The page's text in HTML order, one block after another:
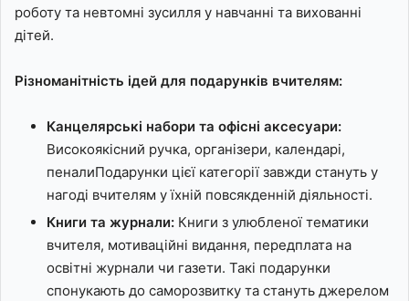
роботу та невтомні зусилля у навчанні та вихованні
дітей.
Різноманітність ідей для подарунків вчителям:
Канцелярські набори та офісні аксесуари:
Високоякісний ручка, організери, календарі,
пеналиПодарунки цієї категорії завжди стануть у
нагоді вчителям у їхній повсякденній діяльності.
Книги та журнали: Книги з улюбленої тематики
вчителя, мотиваційні видання, передплата на
освітні журнали чи газети. Такі подарунки
спонукають до саморозвитку та стануть джерелом